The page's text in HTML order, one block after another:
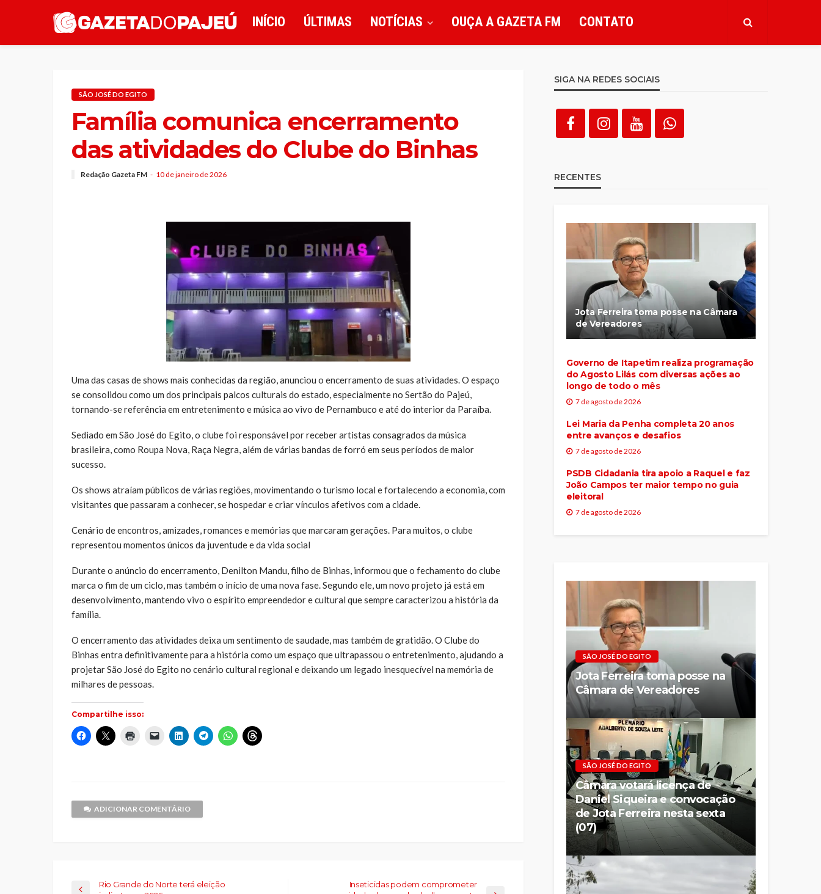
INÍCIO ÚLTIMAS NOTÍCIAS OUÇA A GAZETA FM CONTATO
SÃO JOSÉ DO EGITO
Família comunica encerramento
das atividades do Clube do Binhas
Redação Gazeta FM 10 de janeiro de 2026
Uma das casas de shows mais conhecidas da região, anunciou o encerramento de suas atividades. O espaço
se consolidou como um dos principais palcos culturais do estado, especialmente no Sertão do Pajeú,
tornando-se referência em entretenimento e música ao vivo de Pernambuco e até do interior da Paraíba.
Sediado em São José do Egito, o clube foi responsável por receber artistas consagrados da música
brasileira, como Roupa Nova, Raça Negra, além de várias bandas de forró em seus períodos de maior
sucesso.
Os shows atraíam públicos de várias regiões, movimentando o turismo local e fortalecendo a economia, com
visitantes que passaram a conhecer, se hospedar e criar vínculos afetivos com a cidade.
Cenário de encontros, amizades, romances e memórias que marcaram gerações. Para muitos, o clube
representou momentos únicos da juventude e da vida social
Durante o anúncio do encerramento, Denilton Mandu, filho de Binhas, informou que o fechamento do clube
marca o fim de um ciclo, mas também o início de uma nova fase. Segundo ele, um novo projeto já está em
desenvolvimento, mantendo vivo o espírito empreendedor e cultural que sempre caracterizou a história da
família.
O encerramento das atividades deixa um sentimento de saudade, mas também de gratidão. O Clube do
Binhas entra definitivamente para a história como um espaço que ultrapassou o entretenimento, ajudando a
projetar São José do Egito no cenário cultural regional e deixando um legado inesquecível na memória de
milhares de pessoas.
Compartilhe isso:
Clique
para
Clique
para
Clique
para
Clique
para
um
amigo(abre
em
Clique
para
Clique
para
Clique
para
Clique
para
ADICIONAR COMENTÁRIO
Rio Grande do Norte terá eleição
Inseticidas podem comprometer
SIGA NA REDES SOCIAIS
RECENTES
Jota Ferreira toma posse na Câmara
de Vereadores
Governo de Itapetim realiza programação
do Agosto Lilás com diversas ações ao
longo de todo o mês
7 de agosto de 2026
Lei Maria da Penha completa 20 anos
entre avanços e desafios
7 de agosto de 2026
PSDB Cidadania tira apoio a Raquel e faz
João Campos ter maior tempo no guia
eleitoral
7 de agosto de 2026
SÃO JOSÉ DO EGITO
Jota Ferreira toma posse na
Câmara de Vereadores
SÃO JOSÉ DO EGITO
Câmara votará licença de
Daniel Siqueira e convocação
de Jota Ferreira nesta sexta
(07)